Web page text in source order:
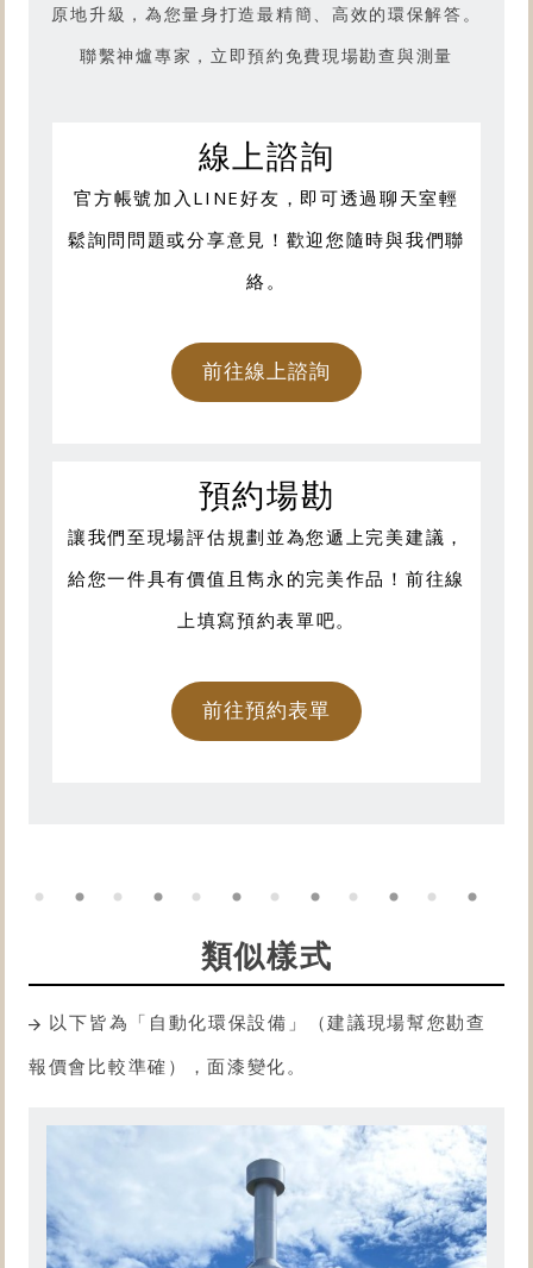
原地升級，為您量身打造最精簡、高效的環保解答。
聯繫神爐專家，立即預約免費現場勘查與測量
線上諮詢
官方帳號加入LINE好友，即可透過聊天室輕
鬆詢問問題或分享意見！歡迎您隨時與我們聯
絡。
前往線上諮詢
預約場勘
讓我們至現場評估規劃並為您遞上完美建議，
給您一件具有價值且雋永的完美作品！前往線
上填寫預約表單吧。
前往預約表單
類似樣式
以下皆為「自動化環保設備 」（建議現場幫您勘查
報價會比較準確），面漆變化。